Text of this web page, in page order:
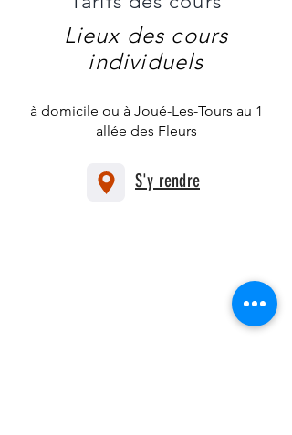
Collectif
Semestriel
cours
collectifs
Collectif
collectifs
Lieux des cours
individuels
à domicile ou à Joué-Les-Tours au 1
allée des Fleurs
S'y rendre